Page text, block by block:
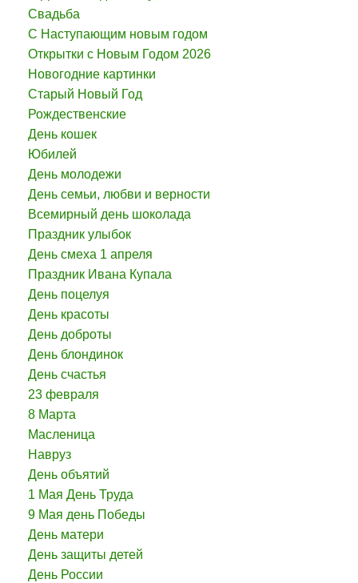
Свадьба
С Наступающим новым годом
Открытки с Новым Годом 2026
Новогодние картинки
Старый Новый Год
Рождественские
День кошек
Юбилей
День молодежи
День семьи, любви и верности
Всемирный день шоколада
Праздник улыбок
День смеха 1 апреля
Праздник Ивана Купала
День поцелуя
День красоты
День доброты
День блондинок
День счастья
23 февраля
8 Марта
Масленица
Навруз
День объятий
1 Мая День Труда
9 Мая день Победы
День матери
День защиты детей
День России